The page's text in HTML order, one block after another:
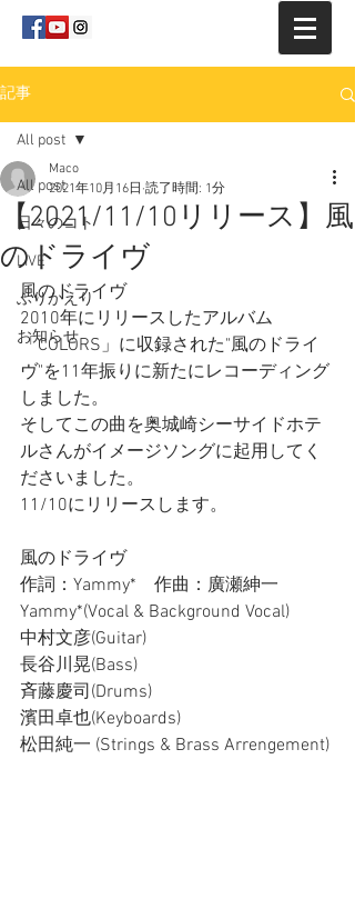
記事
All post
日々のコト
LIVE
ふりかえり
お知らせ
All post
【2021/11/10リリース】風
のドライヴ
Maco
2021年10月16日 読了時間: 1分
風のドライヴ
2010年にリリースしたアルバム
「COLORS」に収録された"風のドライ
ヴ"を11年振りに新たにレコーディング
しました。
そしてこの曲を奥城崎シーサイドホテ
ルさんがイメージソングに起用してく
ださいました。
11/10にリリースします。
風のドライヴ
作詞：Yammy*　作曲：廣瀬紳一
Yammy*(Vocal & Background Vocal)
中村文彦(Guitar)
長谷川晃(Bass)
斉藤慶司(Drums)
濱田卓也(Keyboards)
松田純一 (Strings & Brass Arrengement)